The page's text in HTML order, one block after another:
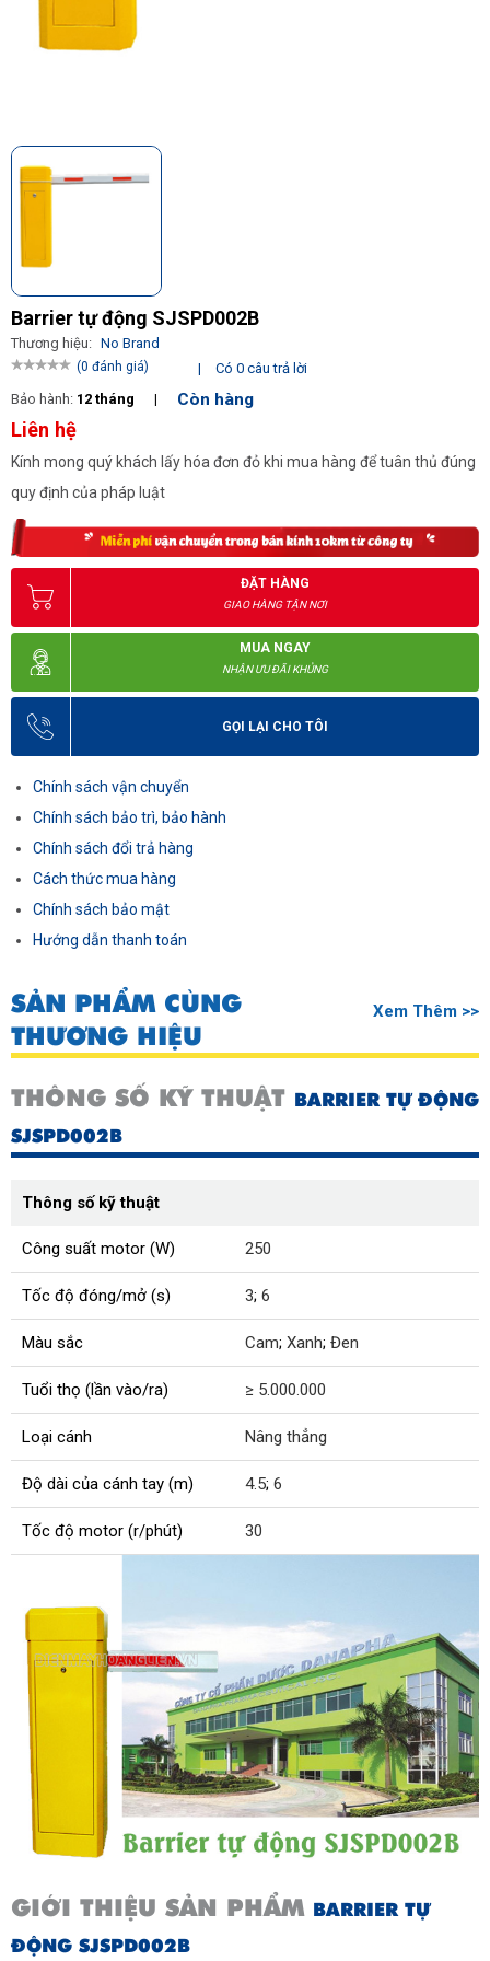
Barrier tự động SJSPD002B
Thương hiệu: No Brand
(0 đánh giá) |
Có 0 câu trả lời
Bảo hành: 12 tháng | Còn hàng
Liên hệ
Kính mong quý khách lấy hóa đơn đỏ khi mua hàng để tuân thủ đúng
quy định của pháp luật
ĐẶT HÀNG
GIAO HÀNG TẬN NƠI
MUA NGAY
NHẬN ƯU ĐÃI KHỦNG
GỌI LẠI CHO TÔI
Chính sách vận chuyển
Chính sách bảo trì, bảo hành
Chính sách đổi trả hàng
Cách thức mua hàng
Chính sách bảo mật
Hướng dẫn thanh toán
SẢN PHẨM CÙNG
THƯƠNG HIỆU
Xem Thêm >>
THÔNG SỐ KỸ THUẬT BARRIER TỰ ĐỘNG
SJSPD002B
Thông số kỹ thuật
Công suất motor (W) 250
Tốc độ đóng/mở (s) 3; 6
Màu sắc Cam; Xanh; Đen
Tuổi thọ (lần vào/ra) ≥ 5.000.000
Loại cánh Nâng thẳng
Độ dài của cánh tay (m) 4.5; 6
Tốc độ motor (r/phút) 30
GIỚI THIỆU SẢN PHẨM BARRIER TỰ
ĐỘNG SJSPD002B